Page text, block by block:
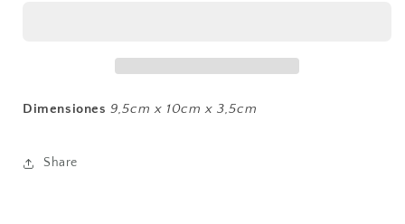
Dimensiones 9,5cm x 10cm x 3,5cm
Share